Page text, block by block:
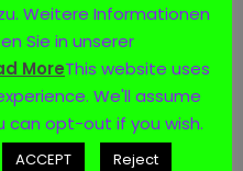
Weitere Informationen
Sie in unserer
MoreThis website uses
We'll assume
can opt-out if you wish.
ACCEPT Reject